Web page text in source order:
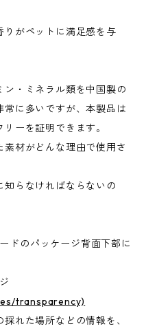
りがペットに満足感を与
・ミネラル類を中国製の
常に多いですが、本製品は
ーを証明できます。
素材がどんな理由で使用さ
知らなければならないの
ドのパッケージ背面下部に
transparency)
れた場所などの情報を、